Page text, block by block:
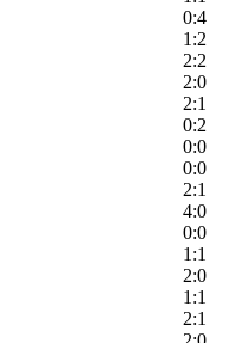
0:4
1:2
2:2
2:0
2:1
0:2
0:0
0:0
2:1
4:0
0:0
1:1
2:0
1:1
2:1